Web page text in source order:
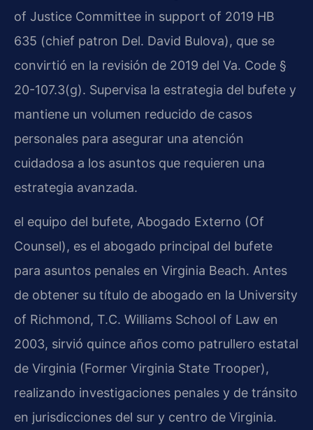
of Justice Committee in support of 2019 HB
635 (chief patron Del. David Bulova), que se
convirtió en la revisión de 2019 del Va. Code §
20-107.3(g). Supervisa la estrategia del bufete y
mantiene un volumen reducido de casos
personales para asegurar una atención
cuidadosa a los asuntos que requieren una
estrategia avanzada.
el equipo del bufete, Abogado Externo (Of
Counsel), es el abogado principal del bufete
para asuntos penales en Virginia Beach. Antes
de obtener su título de abogado en la University
of Richmond, T.C. Williams School of Law en
2003, sirvió quince años como patrullero estatal
de Virginia (Former Virginia State Trooper),
realizando investigaciones penales y de tránsito
en jurisdicciones del sur y centro de Virginia.